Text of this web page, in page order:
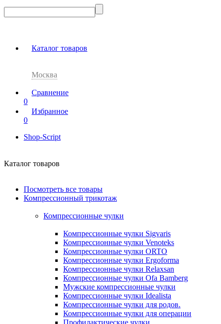
Каталог товаров
Москва
Сравнение
0
Избранное
0
Shop-Script
Каталог товаров
Посмотреть все товары
Компрессионный трикотаж
Компрессионные чулки
Компрессионные чулки Sigvaris
Компрессионные чулки Venoteks
Компрессионные чулки ORTO
Компрессионные чулки Ergoforma
Компрессионные чулки Relaxsan
Компрессионные чулки Ofa Bamberg
Мужские компрессионные чулки
Компрессионные чулки Idealista
Компрессионные чулки для родов.
Компрессионные чулки для операции
Профилактические чулки